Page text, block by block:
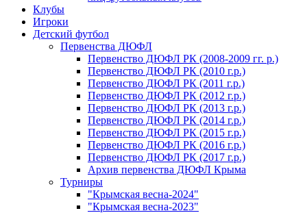
Клубы
Игроки
Детский футбол
Первенства ДЮФЛ
Первенство ДЮФЛ РК (2008-2009 гг. р.)
Первенство ДЮФЛ РК (2010 г.р.)
Первенство ДЮФЛ РК (2011 г.р.)
Первенство ДЮФЛ РК (2012 г.р.)
Первенство ДЮФЛ РК (2013 г.р.)
Первенство ДЮФЛ РК (2014 г.р.)
Первенство ДЮФЛ РК (2015 г.р.)
Первенство ДЮФЛ РК (2016 г.р.)
Первенство ДЮФЛ РК (2017 г.р.)
Архив первенства ДЮФЛ Крыма
Турниры
"Крымская весна-2024"
"Крымская весна-2023"